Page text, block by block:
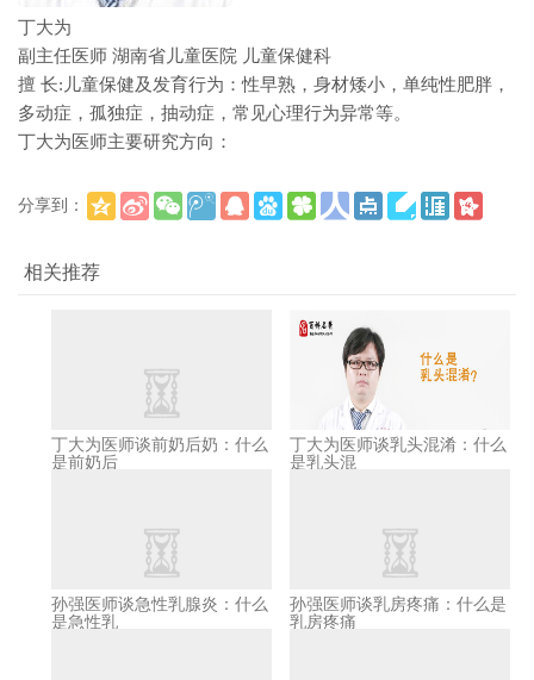
丁大为
副主任医师 湖南省儿童医院 儿童保健科
擅 长:儿童保健及发育行为：性早熟，身材矮小，单纯性肥胖，
多动症，孤独症，抽动症，常见心理行为异常等。
丁大为医师主要研究方向：
分享到：
相关推荐
丁大为医师谈前奶后奶：什么
是前奶后
丁大为医师谈乳头混淆：什么
是乳头混
孙强医师谈急性乳腺炎：什么
是急性乳
孙强医师谈乳房疼痛：什么是
乳房疼痛